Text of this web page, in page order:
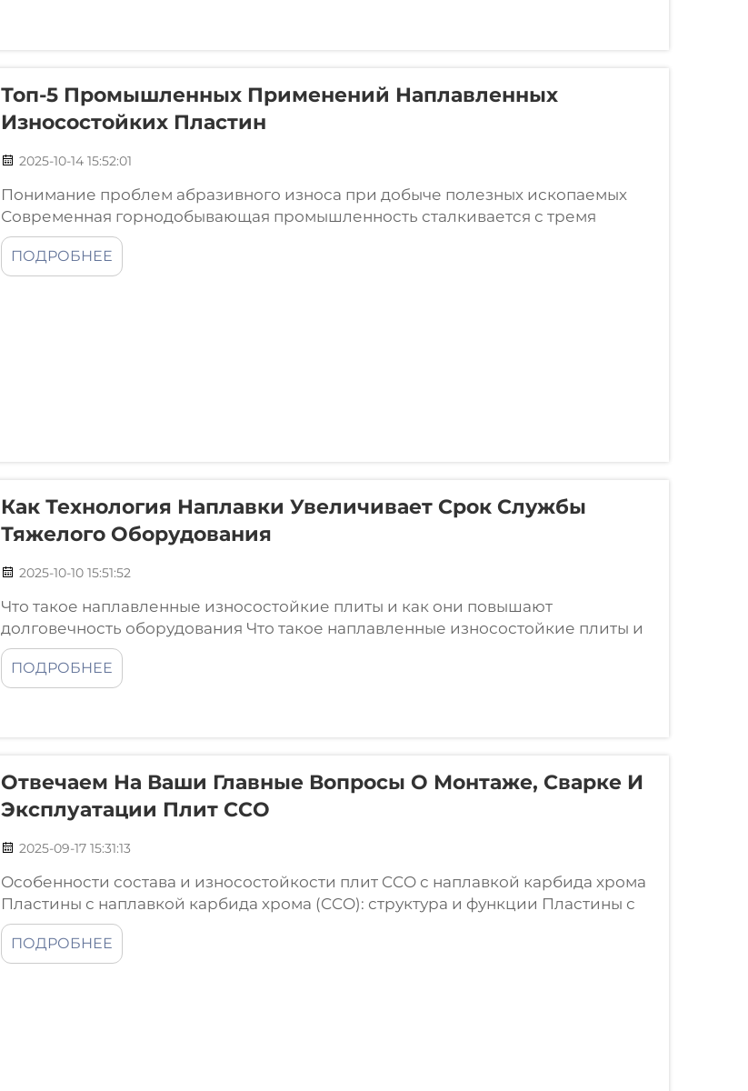
Топ-5 Промышленных Применений Наплавленных
Износостойких Пластин
2025-10-14 15:52:01
Понимание проблем абразивного износа при добыче полезных ископаемых
Современная горнодобывающая промышленность сталкивается с тремя
основными механизмами износа: абразивный износ от трения раздробленной
руды (на 20–40 % тверже стандартной стали), ударные повреждения от
обломков породы массой 500–1000 фунтов в дробилках...
ПОДРОБНЕЕ
Как Технология Наплавки Увеличивает Срок Службы
Тяжелого Оборудования
2025-10-10 15:51:52
Что такое наплавленные износостойкие плиты и как они повышают
долговечность оборудования Что такое наплавленные износостойкие плиты и
как они работают? Наплавленные износостойкие плиты изготавливаются путем
нанесения специального сплава, как правило, насыщенного карбидом хрома,
на обычную...
ПОДРОБНЕЕ
Отвечаем На Ваши Главные Вопросы О Монтаже, Сварке И
Эксплуатации Плит CCO
2025-09-17 15:31:13
Особенности состава и износостойкости плит CCO с наплавкой карбида хрома
Пластины с наплавкой карбида хрома (CCO): структура и функции Пластины с
наплавкой карбида хрома (CCO) создаются путем соединения основного слоя
углеродистой стали с поверхностью, покрытой износостойкими карбидными
соединениями…
ПОДРОБНЕЕ